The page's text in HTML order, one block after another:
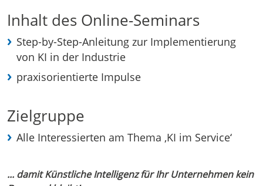
Inhalt des Online-Seminars
Step-by-Step-Anleitung zur Implementierung
von KI in der Industrie
praxisorientierte Impulse
Zielgruppe
Alle Interessierten am Thema ‚KI im Service‘
... damit Künstliche Intelligenz für Ihr Unternehmen kein